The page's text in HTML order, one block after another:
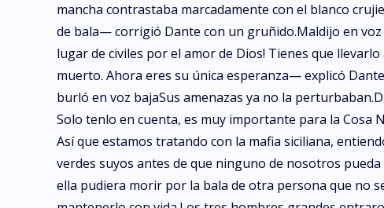
mancha contrastaba marcadamente con el blanco
de bala— corrigió Dante con un gruñido.Maldijo en
lugar de civiles por el amor de Dios! Tienes que
muerto. Ahora eres su única esperanza— explicó
burló en voz bajaSus amenazas ya no la
Solo tenlo en cuenta, es muy importante para la Cosa
Así que estamos tratando con la mafia siciliana,
verdes suyos antes de que ninguno de nosotros
ella pudiera morir por la bala de otra persona que no